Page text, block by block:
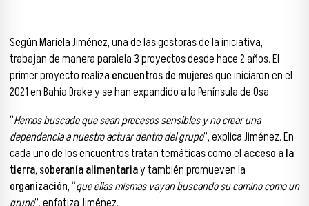
Según Mariela Jiménez, una de las gestoras de la iniciativa,
trabajan de manera paralela 3 proyectos desde hace 2 años. El
primer proyecto realiza encuentros de mujeresque iniciaron en el
2021 en Bahía Drake y se han expandido a la Península de Osa.
“Hemos buscado que sean procesos sensibles y no crear una
dependencia a nuestro actuar dentro del grupo”, explica Jiménez. En
cada uno de los encuentros tratan temáticas como el acceso a la
tierra,soberanía alimentariay también promueven la
organización, “que ellas mismas vayan buscando su camino como un